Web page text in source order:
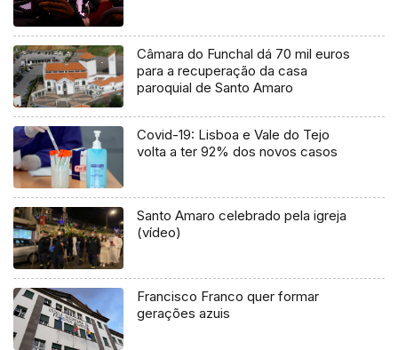
Câmara do Funchal dá 70 mil euros
para a recuperação da casa
paroquial de Santo Amaro
Covid-19: Lisboa e Vale do Tejo
volta a ter 92% dos novos casos
Santo Amaro celebrado pela igreja
(vídeo)
Francisco Franco quer formar
gerações azuis